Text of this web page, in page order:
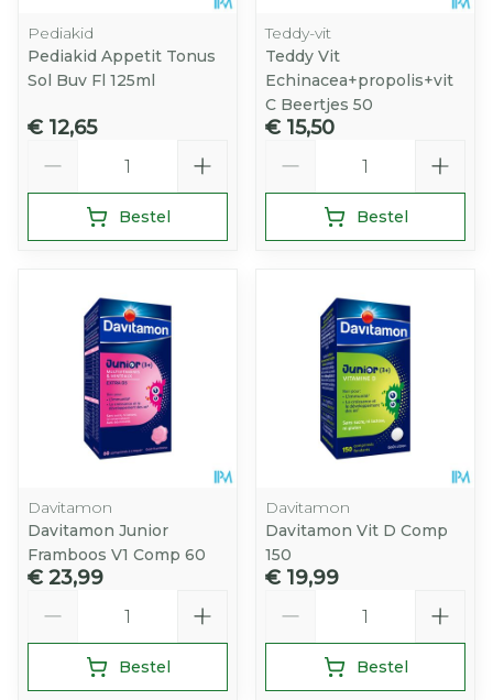
Pediakid
Pediakid Appetit Tonus
Sol Buv Fl 125ml
€ 12,65
Bestel
Teddy-vit
Teddy Vit
Echinacea+propolis+vit
C Beertjes 50
€ 15,50
Bestel
Davitamon
Davitamon Junior
Framboos V1 Comp 60
€ 23,99
Bestel
Davitamon
Davitamon Vit D Comp
150
€ 19,99
Bestel